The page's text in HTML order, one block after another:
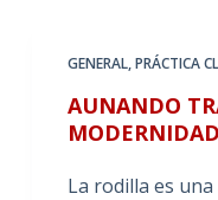
GENERAL,PRÁCTICA
AUNANDO
MODERNIDAD
La rodilla es